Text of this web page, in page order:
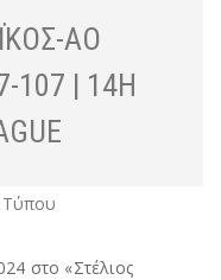
ΑΟ
107 | 14Η
Τύπου
στο «Στέλιος